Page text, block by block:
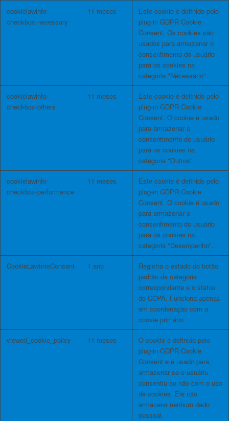
cookielawinfo-
checkbox-necessary
11 meses
Este cookie é definido pelo
plug-in GDPR Cookie
Consent. Os cookies são
usados ​​para armazenar o
consentimento do usuário
para os cookies na
categoria "Necessário".
cookielawinfo-
checkbox-others
11 meses
Este cookie é definido pelo
plug-in GDPR Cookie
Consent. O cookie é usado
para armazenar o
consentimento do usuário
para os cookies na
categoria "Outros".
cookielawinfo-
checkbox-performance
11 meses
Este cookie é definido pelo
plug-in GDPR Cookie
Consent. O cookie é usado
para armazenar o
consentimento do usuário
para os cookies na
categoria "Desempenho".
CookieLawInfoConsent 1 ano
Registra o estado do botão
padrão da categoria
correspondente e o status
do CCPA. Funciona apenas
em coordenação com o
cookie primário.
viewed_cookie_policy 11 meses
O cookie é definido pelo
plug-in GDPR Cookie
Consent e é usado para
armazenar se o usuário
consentiu ou não com o uso
de cookies. Ele não
armazena nenhum dado
pessoal.